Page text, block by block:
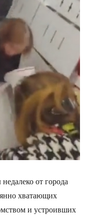
от города
хватающих
и устроивших